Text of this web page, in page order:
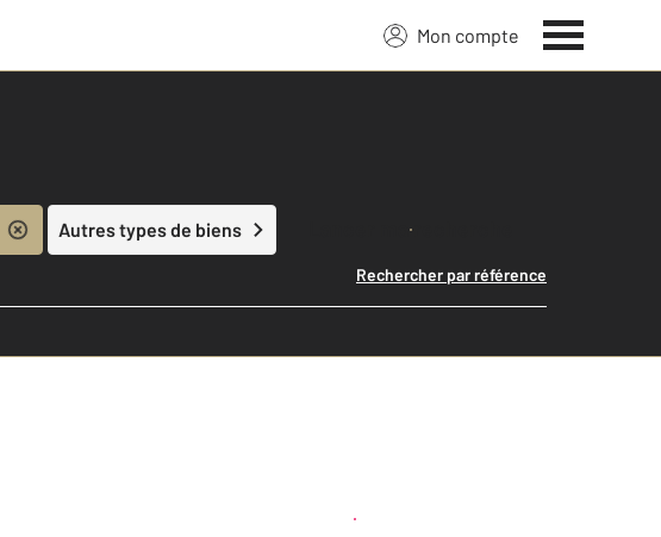
Mon compte
Autres types de biens Lancer ma recherche
Rechercher par référence
Créer une alerte